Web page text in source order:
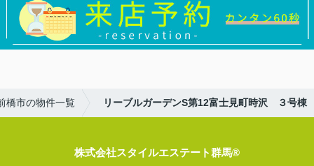
橋市の物件一覧 リーブルガーデンS第12富士見町時沢 ３号棟
株式会社スタイルエステート群馬®